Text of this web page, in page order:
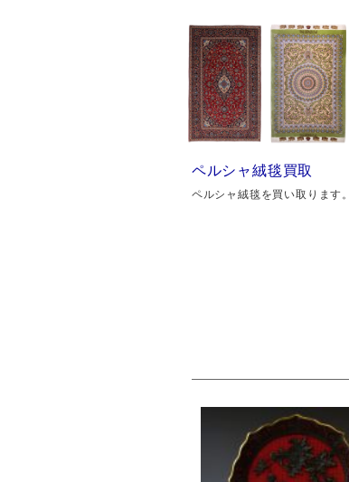
ペルシャ絨毯買取
ペルシャ絨毯を買い取ります。